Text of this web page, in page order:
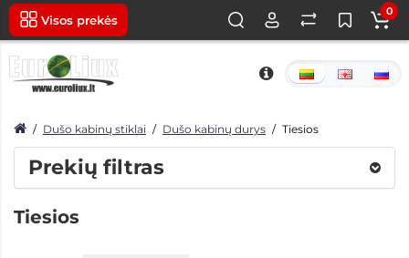
Visos prekės
0
Dušo kabinų stiklai Dušo kabinų durys Tiesios
Prekių filtras
Tiesios